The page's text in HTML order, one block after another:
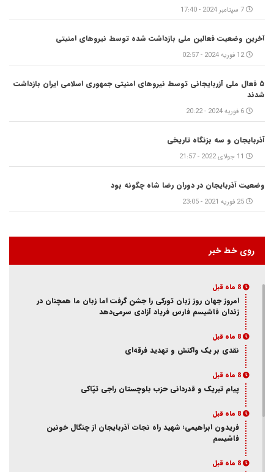
7 سپتامبر 2024 - 17:40
آخرین وضعیت فعالین ملی بازداشت شده توسط نیروهای امنیتی
12 فوریه 2024 - 02:57
۵ فعال ملی آزربایجانی توسط نیروهای امنیتی جمهوری اسلامی ایران بازداشت
شدند
6 فوریه 2024 - 20:22
آذربایجان و سه بزنگاه تاریخی
11 جولای 2022 - 21:57
وضعیت آذربایجان در دوران رضا شاه چگونه بود
25 فوریه 2021 - 23:05
روی خط خبر
8 ماه قبل
امروز جهان روز زبان تورکی را جشن گرفت اما زبان ما همچنان در
زندان فاشیسم فارس فریاد آزادی سر‌می‌دهد
8 ماه قبل
نقدی بر یک واکنش و‌ تهدید فرقه‌ای
8 ماه قبل
پیام تبریک و قدردانی حزب بلوچستان راجی تپّاکی
8 ماه قبل
فریدون ابراهیمی؛ شهید راه نجات آذربایجان از چنگال خونین
فاشیسم
8 ماه قبل